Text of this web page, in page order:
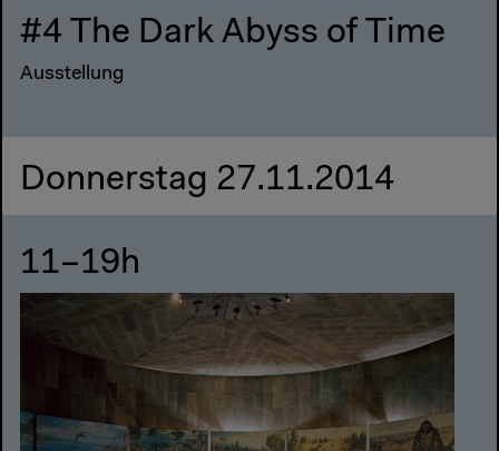
#4 The Dark Abyss of Time
Ausstellung
Donnerstag 27.11.2014
11–19h